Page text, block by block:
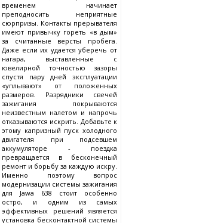
временем начинает
преподносить неприятные
сюрпризы. Контакты прерывателя
имеют привычку гореть «в дым»
за считанные версты пробега.
Даже если их удается уберечь от
нагара, выставленные с
ювелирной точностью зазоры
спустя пару дней эксплуатации
«уплывают» от положенных
размеров. Разрядники свечей
зажигания покрываются
неизвестным налетом и напрочь
отказываются искрить. Добавьте к
этому капризный пуск холодного
двигателя при подсевшем
аккумуляторе - поездка
превращается в бесконечный
ремонт и борьбу за каждую искру.
Именно поэтому вопрос
модернизации системы зажигания
для Jawa 638 стоит особенно
остро, и одним из самых
эффективных решений является
установка бесконтактной системы